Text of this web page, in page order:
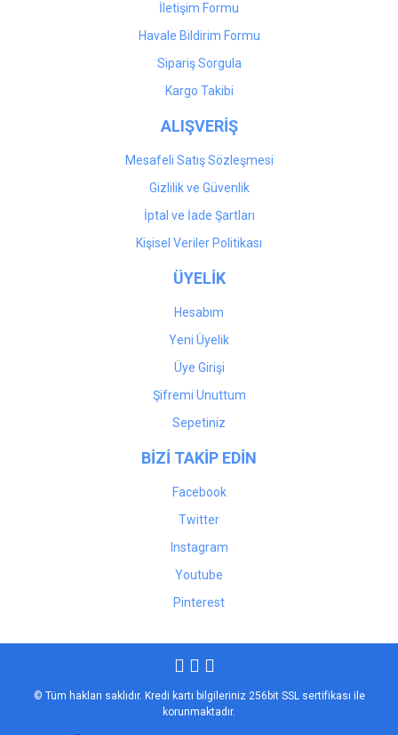
İletişim Formu
Havale Bildirim Formu
Sipariş Sorgula
Kargo Takibi
ALIŞVERİŞ
Mesafeli Satış Sözleşmesi
Gizlilik ve Güvenlik
İptal ve İade Şartları
Kişisel Veriler Politikası
ÜYELİK
Hesabım
Yeni Üyelik
Üye Girişi
Şifremi Unuttum
Sepetiniz
BİZİ TAKİP EDİN
Facebook
Twitter
Instagram
Youtube
Pinterest
© Tüm hakları saklıdır. Kredi kartı bilgileriniz 256bit SSL sertifikası ile
korunmaktadır.